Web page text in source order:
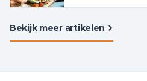
Bekijk meer artikelen